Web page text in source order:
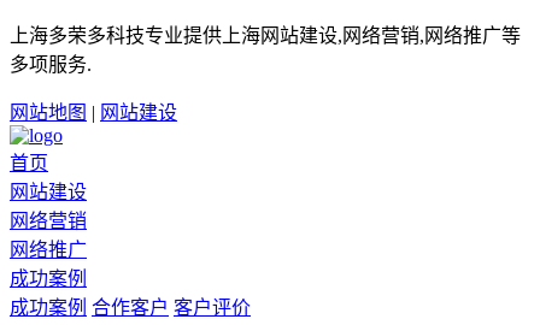
上海多荣多科技专业提供上海网站建设,网络营销,网络推广等
多项服务.
网站地图 | 网站建设
首页
网站建设
网络营销
网络推广
成功案例
成功案例 合作客户 客户评价